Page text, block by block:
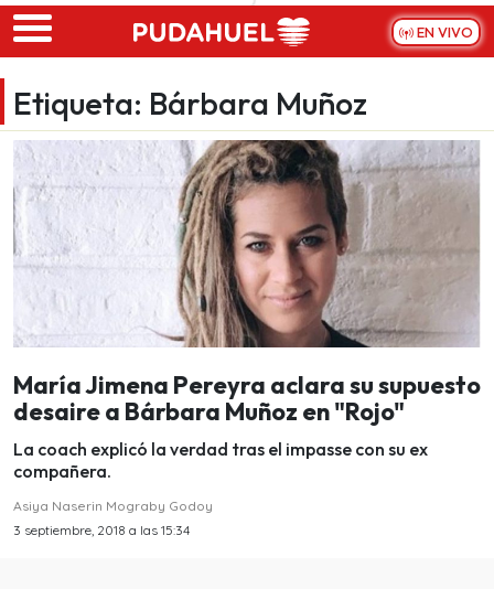
Skip to main content
EN VIVO
Etiqueta: Bárbara Muñoz
María Jimena Pereyra aclara su supuesto
desaire a Bárbara Muñoz en "Rojo"
La coach explicó la verdad tras el impasse con su ex
compañera.
Asiya Naserin Mograby Godoy
3 septiembre, 2018 a las 15:34